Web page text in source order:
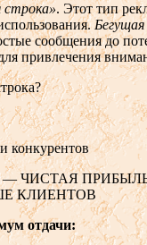
строка». Этот тип
сообщения до
привлечения
— ЧИСТАЯ
КЛИЕНТОВ
отдачи: